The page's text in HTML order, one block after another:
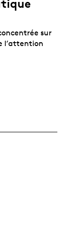
toutes sessur
l’attention